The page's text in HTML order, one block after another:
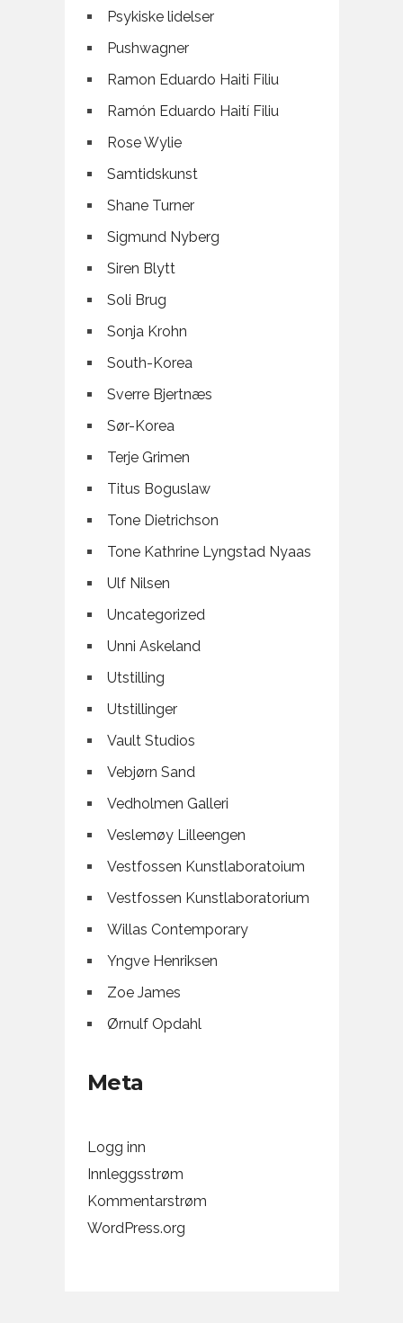
Psykiske lidelser
Pushwagner
Ramon Eduardo Haiti Filiu
Ramón Eduardo Haití Filiu
Rose Wylie
Samtidskunst
Shane Turner
Sigmund Nyberg
Siren Blytt
Soli Brug
Sonja Krohn
South-Korea
Sverre Bjertnæs
Sør-Korea
Terje Grimen
Titus Boguslaw
Tone Dietrichson
Tone Kathrine Lyngstad Nyaas
Ulf Nilsen
Uncategorized
Unni Askeland
Utstilling
Utstillinger
Vault Studios
Vebjørn Sand
Vedholmen Galleri
Veslemøy Lilleengen
Vestfossen Kunstlaboratoium
Vestfossen Kunstlaboratorium
Willas Contemporary
Yngve Henriksen
Zoe James
Ørnulf Opdahl
Meta
Logg inn
Innleggsstrøm
Kommentarstrøm
WordPress.org